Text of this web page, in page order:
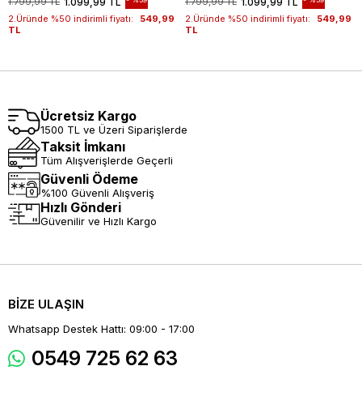
Tişört 1011240177
2.Üründe %50 indirimli fiyatı:
549,99
TL
1011240160
2.Üründe %50 indirimli fiyatı:
549,99
TL
Ücretsiz Kargo
1500 TL ve Üzeri Siparişlerde
Taksit İmkanı
Tüm Alışverişlerde Geçerli
Güvenli Ödeme
%100 Güvenli Alışveriş
Hızlı Gönderi
Güvenilir ve Hızlı Kargo
BİZE ULAŞIN
Whatsapp Destek Hattı: 09:00 - 17:00
0549 725 62 63